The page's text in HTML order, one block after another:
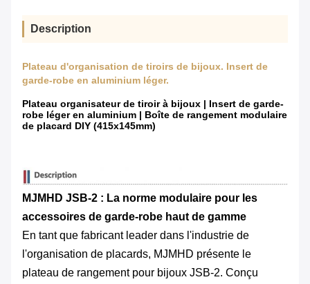
Description
Plateau d'organisation de tiroirs de bijoux. Insert de
garde-robe en aluminium léger.
Plateau organisateur de tiroir à bijoux | Insert de garde-
robe léger en aluminium | Boîte de rangement modulaire
de placard DIY (415x145mm)
MJMHD JSB-2 : La norme modulaire pour les
accessoires de garde-robe haut de gamme
En tant que fabricant leader dans l'industrie de
l'organisation de placards, MJMHD présente le
plateau de rangement pour bijoux JSB-2. Conçu